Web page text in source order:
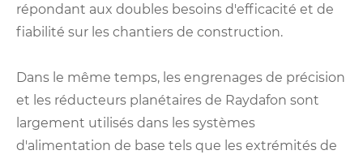
répondant aux doubles besoins d'efficacité et de
fiabilité sur les chantiers de construction.
Dans le même temps, les engrenages de précision
et les réducteurs planétaires de Raydafon sont
largement utilisés dans les systèmes
d'alimentation de base tels que les extrémités de